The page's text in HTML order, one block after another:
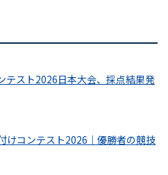
テスト2026日本大会、採点結果発
けコンテスト2026｜優勝者の競技